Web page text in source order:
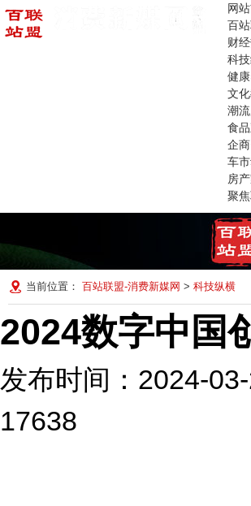
网
百
财
科
健
文
潮
食
企
车
房
聚
当前位置： 百站联盟-消费新媒网 > 科技纵横
2024数字中国
发布时间：2024-
17638